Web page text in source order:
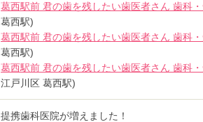
葛西駅前 君の歯を残したい歯医者さん 歯科
葛西駅)
葛西駅前 君の歯を残したい歯医者さん 歯科
葛西駅)
葛西駅前 君の歯を残したい歯医者さん 歯科
江戸川区 葛西駅)
提携歯科医院が増えました！